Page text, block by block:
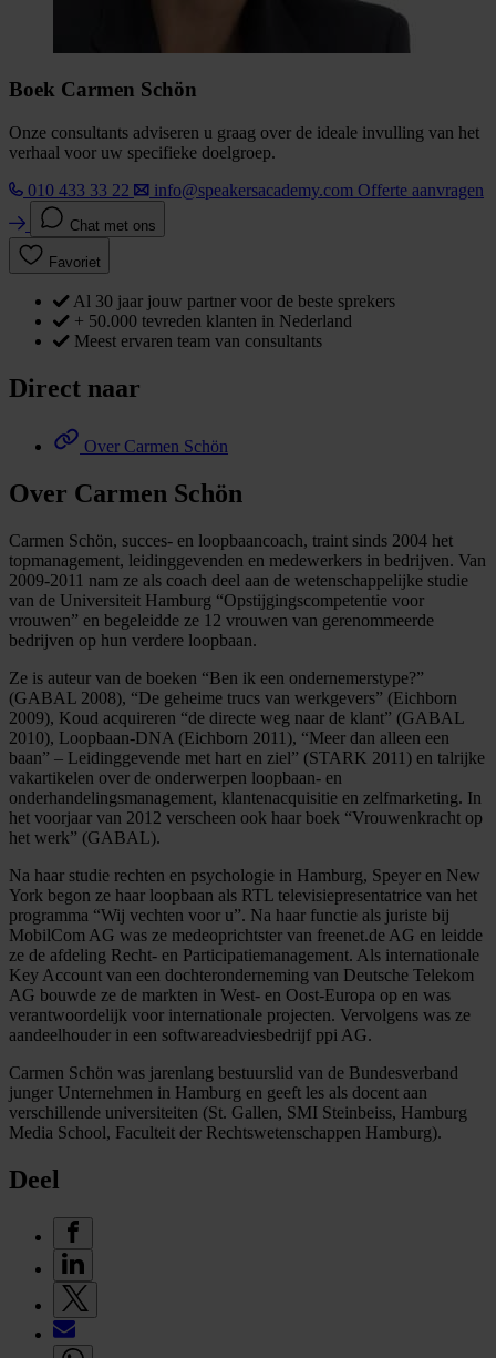
Boek Carmen Schön
Onze consultants adviseren u graag over de ideale invulling van het
verhaal voor uw specifieke doelgroep.
010 433 33 22
info@speakersacademy.com Offerte aanvragen
Chat met ons
Favoriet
Al 30 jaar jouw partner voor de beste sprekers
+ 50.000 tevreden klanten in Nederland
Meest ervaren team van consultants
Direct naar
Over Carmen Schön
Over Carmen Schön
Carmen Schön, succes- en loopbaancoach, traint sinds 2004 het
topmanagement, leidinggevenden en medewerkers in bedrijven. Van
2009-2011 nam ze als coach deel aan de wetenschappelijke studie
van de Universiteit Hamburg “Opstijgingscompetentie voor
vrouwen” en begeleidde ze 12 vrouwen van gerenommeerde
bedrijven op hun verdere loopbaan.
Ze is auteur van de boeken “Ben ik een ondernemerstype?”
(GABAL 2008), “De geheime trucs van werkgevers” (Eichborn
2009), Koud acquireren “de directe weg naar de klant” (GABAL
2010), Loopbaan-DNA (Eichborn 2011), “Meer dan alleen een
baan” – Leidinggevende met hart en ziel” (STARK 2011) en talrijke
vakartikelen over de onderwerpen loopbaan- en
onderhandelingsmanagement, klantenacquisitie en zelfmarketing. In
het voorjaar van 2012 verscheen ook haar boek “Vrouwenkracht op
het werk” (GABAL).
Na haar studie rechten en psychologie in Hamburg, Speyer en New
York begon ze haar loopbaan als RTL televisiepresentatrice van het
programma “Wij vechten voor u”. Na haar functie als juriste bij
MobilCom AG was ze medeoprichtster van freenet.de AG en leidde
ze de afdeling Recht- en Participatiemanagement. Als internationale
Key Account van een dochteronderneming van Deutsche Telekom
AG bouwde ze de markten in West- en Oost-Europa op en was
verantwoordelijk voor internationale projecten. Vervolgens was ze
aandeelhouder in een softwareadviesbedrijf ppi AG.
Carmen Schön was jarenlang bestuurslid van de Bundesverband
junger Unternehmen in Hamburg en geeft les als docent aan
verschillende universiteiten (St. Gallen, SMI Steinbeiss, Hamburg
Media School, Faculteit der Rechtswetenschappen Hamburg).
Deel